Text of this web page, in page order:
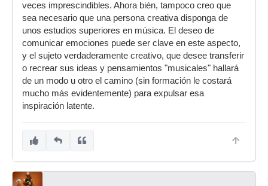
veces imprescindibles. Ahora bién, tampoco creo que
sea necesario que una persona creativa disponga de
unos estudios superiores en música. El deseo de
comunicar emociones puede ser clave en este aspecto,
y el sujeto verdaderamente creativo, que desee transferir
o recrear sus ideas y pensamientos "musicales" hallará
de un modo u otro el camino (sin formación le costará
mucho más evidentemente) para expulsar esa
inspiración latente.